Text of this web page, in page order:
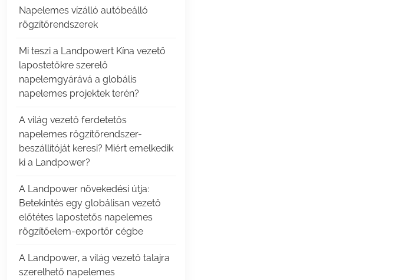
Napelemes vízálló autóbeálló
rögzítőrendszerek
Mi teszi a Landpowert Kína vezető
lapostetőkre szerelő
napelemgyárává a globális
napelemes projektek terén?
A világ vezető ferdetetős
napelemes rögzítőrendszer-
beszállítóját keresi? Miért emelkedik
ki a Landpower?
A Landpower növekedési útja:
Betekintés egy globálisan vezető
előtétes lapostetős napelemes
rögzítőelem-exportőr cégbe
A Landpower, a világ vezető talajra
szerelhető napelemes